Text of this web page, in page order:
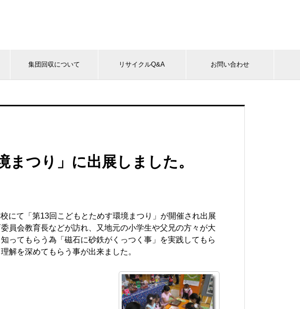
集団回収について リサイクルQ&A お問い合わせ
まつり」に出展しました。
にて「第13回こどもとためす環境まつり」が開催され出展
員会教育長などが訪れ、又地元の小学生や父兄の方々が大
ってもらう為「磁石に砂鉄がくっつく事」を実践してもら
解を深めてもらう事が出来ました。